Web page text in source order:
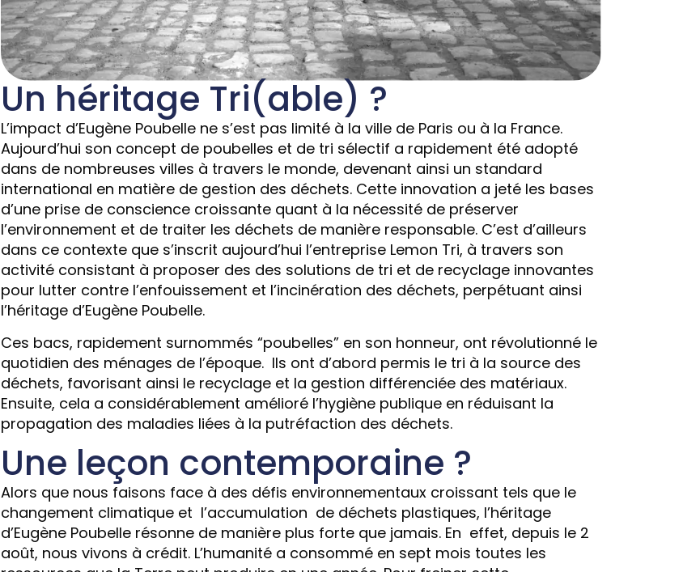
Un héritage Tri(able) ?
L’impact d’Eugène Poubelle ne s’est pas limité à la ville de Paris ou à la France.
Aujourd’hui son concept de poubelles et de tri sélectif a rapidement été adopté
dans de nombreuses villes à travers le monde, devenant ainsi un standard
international en matière de gestion des déchets. Cette innovation a jeté les bases
d’une prise de conscience croissante quant à la nécessité de préserver
l’environnement et de traiter les déchets de manière responsable. C’est d’ailleurs
dans ce contexte que s’inscrit aujourd’hui l’entreprise Lemon Tri, à travers son
activité consistant à proposer des des solutions de tri et de recyclage innovantes
pour lutter contre l’enfouissement et l’incinération des déchets, perpétuant ainsi
l’héritage d’Eugène Poubelle.
Ces bacs, rapidement surnommés “poubelles” en son honneur, ont révolutionné le
quotidien des ménages de l’époque. Ils ont d’abord permis le tri à la source des
déchets, favorisant ainsi le recyclage et la gestion différenciée des matériaux.
Ensuite, cela a considérablement amélioré l’hygiène publique en réduisant la
propagation des maladies liées à la putréfaction des déchets.
Une leçon contemporaine ?
Alors que nous faisons face à des défis environnementaux croissant tels que le
changement climatique et l’accumulation de déchets plastiques, l’héritage
d’Eugène Poubelle résonne de manière plus forte que jamais. En effet, depuis le 2
août, nous vivons à crédit. L’humanité a consommé en sept mois toutes les